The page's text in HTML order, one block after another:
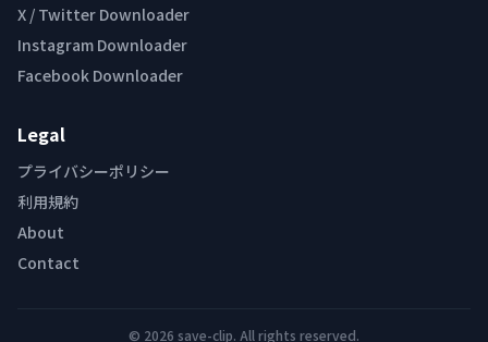
X / Twitter Downloader
Instagram Downloader
Facebook Downloader
Legal
プライバシーポリシー
利用規約
About
Contact
© 2026 save-clip. All rights reserved.